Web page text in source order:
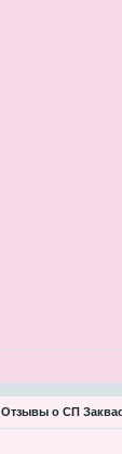
Отзывы о СП